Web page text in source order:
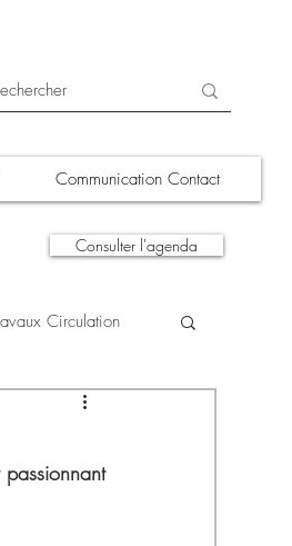
Communication Contact
Consulter l'agenda
Circulation
A la une